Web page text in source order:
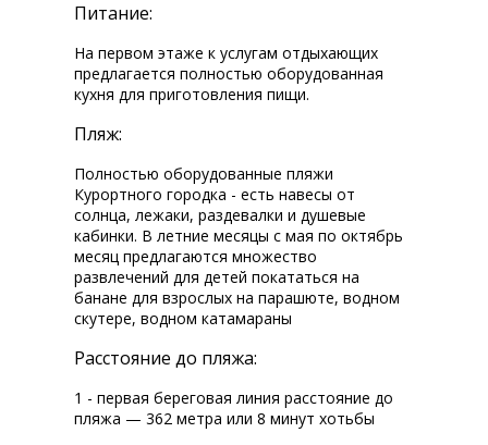
Питание:
На первом этаже к услугам отдыхающих
предлагается полностью оборудованная
кухня для приготовления пищи.
Пляж:
Полностью оборудованные пляжи
Курортного городка - есть навесы от
солнца, лежаки, раздевалки и душевые
кабинки. В летние месяцы с мая по октябрь
месяц предлагаются множество
развлечений для детей покататься на
банане для взрослых на парашюте, водном
скутере, водном катамараны
Расстояние до пляжа:
1 - первая береговая линия расстояние до
пляжа — 362 метра или 8 минут хотьбы